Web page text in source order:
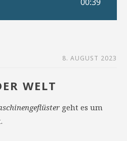
8. AUGUST 2023
WELT
geht es um